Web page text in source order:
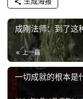
成刚法师：到了这
上一篇
一切成就的根本是